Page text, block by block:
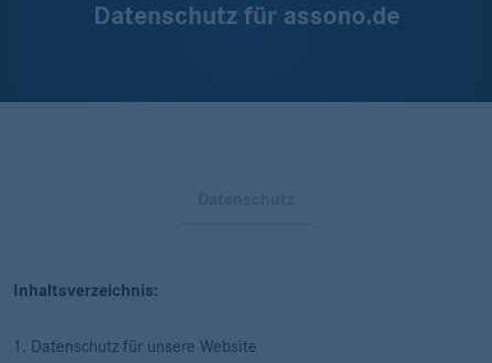
Datenschutz für assono.de
Inhaltsverzeichnis:
Datenschutz für unsere Website